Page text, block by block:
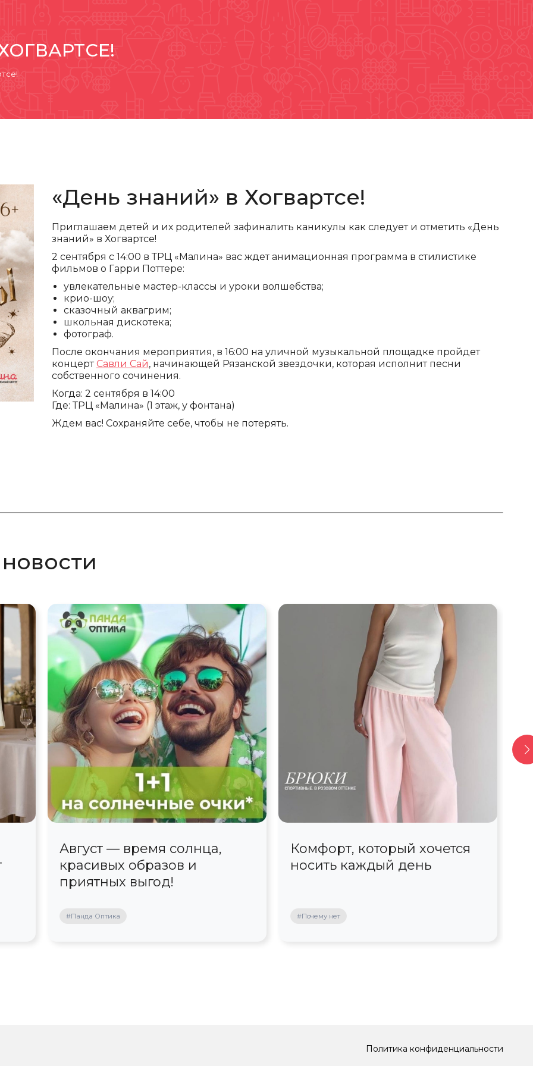
«День знаний» в Хогвартсе!
Приглашаем детей и их родителей зафиналить каникулы как следует и отметить «День
знаний» в Хогвартсе!
2 сентября с 14:00 в ТРЦ «Малина» вас ждет анимационная программа в стилистике
фильмов о Гарри Поттере:
увлекательные мастер-классы и уроки волшебства;
крио-шоу;
сказочный аквагрим;
школьная дискотека;
фотограф.
После окончания мероприятия, в 16:00 на уличной музыкальной площадке пройдет
концертСавли Сай, начинающей Рязанской звездочки, которая исполнит песни
собственного сочинения.
Когда: 2 сентября в 14:00
Где: ТРЦ «Малина» (1 этаж, у фонтана)
Ждем вас! Сохраняйте себе, чтобы не потерять.
Август — время солнца,
красивых образов и
приятных выгод!
#Панда Оптика
Комфорт, который хочется
носить каждый день
#Почему нет
Политика конфиденциальности